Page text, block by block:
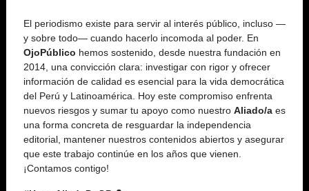
El periodismo existe para servir al interés público, incluso —
y sobre todo— cuando hacerlo incomoda al poder. En
OjoPúblico hemos sostenido, desde nuestra fundación en
2014, una convicción clara: investigar con rigor y ofrecer
información de calidad es esencial para la vida democrática
del Perú y Latinoamérica. Hoy este compromiso enfrenta
nuevos riesgos y sumar tu apoyo como nuestro Aliado/a es
una forma concreta de resguardar la independencia
editorial, mantener nuestros contenidos abiertos y asegurar
que este trabajo continúe en los años que vienen.
¡Contamos contigo!